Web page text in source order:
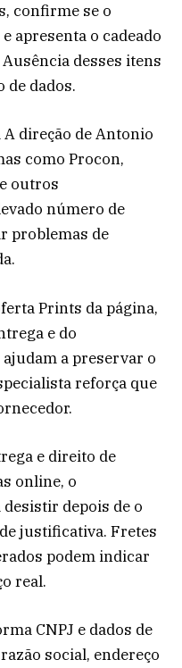
confirme se o
apresenta o cadeado
desses itens
de dados.
A direção de Antonio
como Procon,
outros
número de
problemas de
Prints da página,
e do
a preservar o
reforça que
e direito de
online, o
depois de o
justificativa. Fretes
podem indicar
real.
CNPJ e dados de
social, endereço